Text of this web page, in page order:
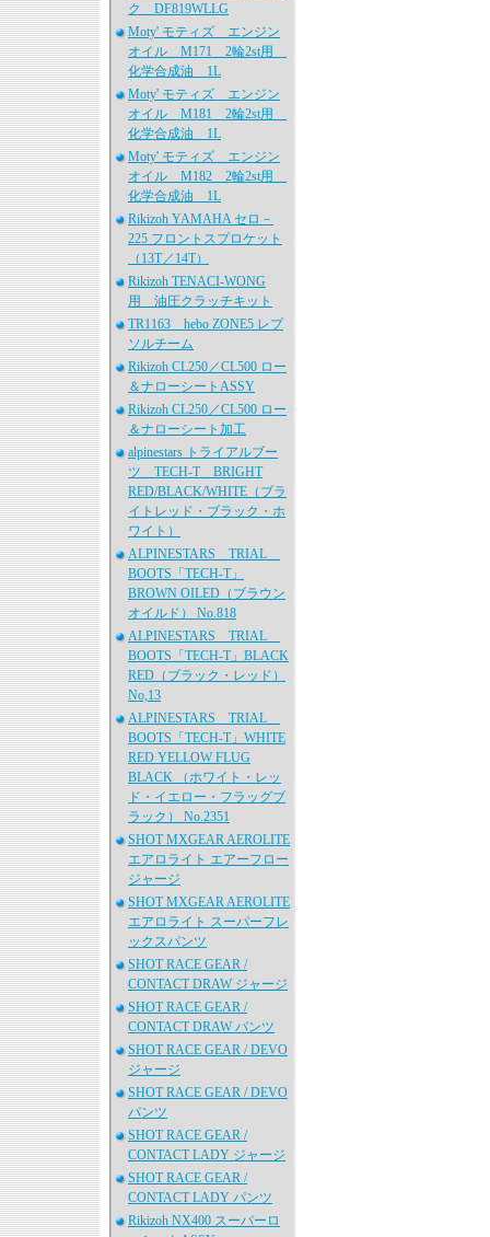
ク DF819WLLG
Moty' モティズ エンジン
オイル M171 2輪2st用
化学合成油 1L
Moty' モティズ エンジン
オイル M181 2輪2st用
化学合成油 1L
Moty' モティズ エンジン
オイル M182 2輪2st用
化学合成油 1L
Rikizoh YAMAHA セロ－
225 フロントスプロケット
（13T／14T）
Rikizoh TENACI-WONG
用 油圧クラッチキット
TR1163 hebo ZONE5 レプ
ソルチーム
Rikizoh CL250／CL500 ロー
＆ナローシートASSY
Rikizoh CL250／CL500 ロー
＆ナローシート加工
alpinestars トライアルブー
ツ TECH-T BRIGHT
RED/BLACK/WHITE（ブラ
イトレッド・ブラック・ホ
ワイト）
ALPINESTARS TRIAL
BOOTS「TECH-T」
BROWN OILED（ブラウン
オイルド） No.818
ALPINESTARS TRIAL
BOOTS「TECH-T」BLACK
RED（ブラック・レッド）
No,13
ALPINESTARS TRIAL
BOOTS「TECH-T」WHITE
RED YELLOW FLUG
BLACK （ホワイト・レッ
ド・イエロー・フラッグブ
ラック） No.2351
SHOT MXGEAR AEROLITE
エアロライト エアーフロー
ジャージ
SHOT MXGEAR AEROLITE
エアロライト スーパーフレ
ックスパンツ
SHOT RACE GEAR /
CONTACT DRAW ジャージ
SHOT RACE GEAR /
CONTACT DRAW パンツ
SHOT RACE GEAR / DEVO
ジャージ
SHOT RACE GEAR / DEVO
パンツ
SHOT RACE GEAR /
CONTACT LADY ジャージ
SHOT RACE GEAR /
CONTACT LADY パンツ
Rikizoh NX400 スーパーロ